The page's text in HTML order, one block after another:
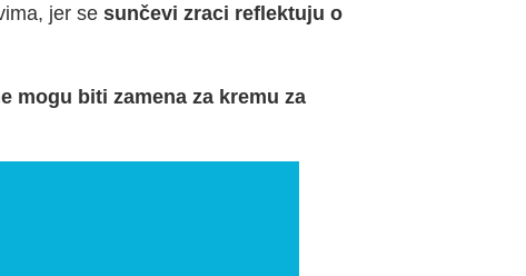
jer se sunčevi zraci reflektuju o
mogu biti zamena za kremu za